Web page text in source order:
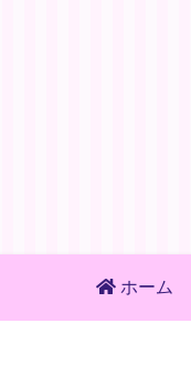
ホーム